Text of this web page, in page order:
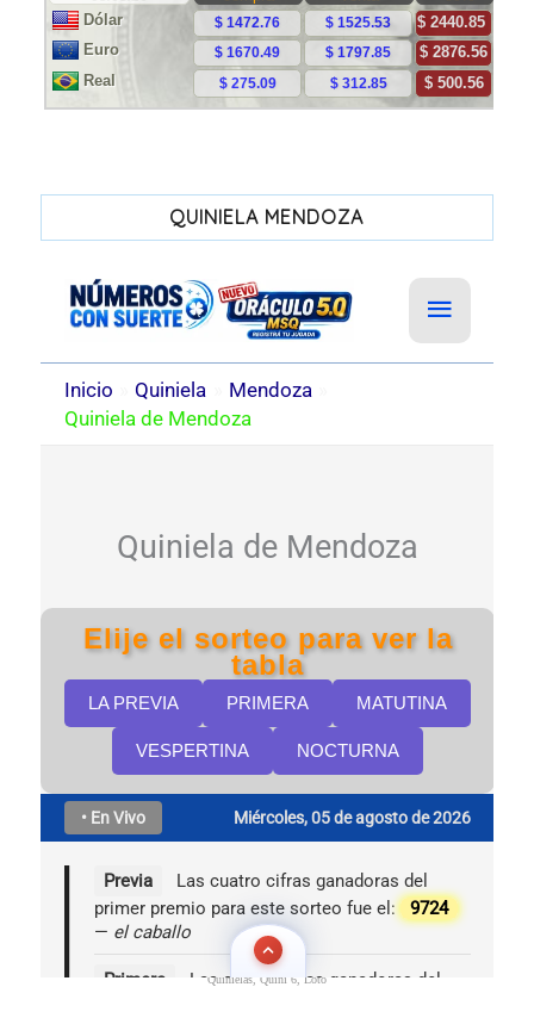
QUINIELA MENDOZA
Quinielas, Quini 6, Loto